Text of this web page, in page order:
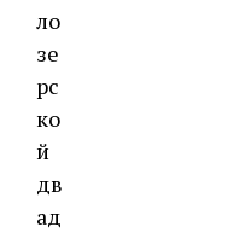
ло
зе
рс
ко
й
дв
ад